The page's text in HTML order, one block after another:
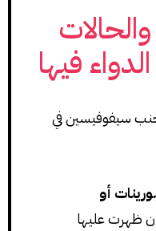
فيها
سيفوفيسين في
أو
ظهرت عليها